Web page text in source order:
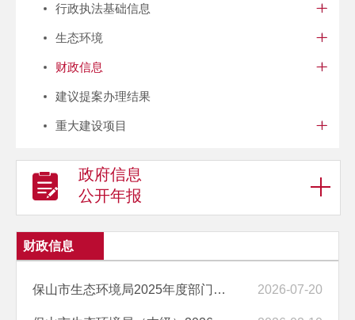
行政执法基础信息
生态环境
财政信息
建议提案办理结果
重大建设项目
政府信息
公开年报
财政信息
保山市生态环境局2025年度部门整体支出绩效自评表 2026-07-20